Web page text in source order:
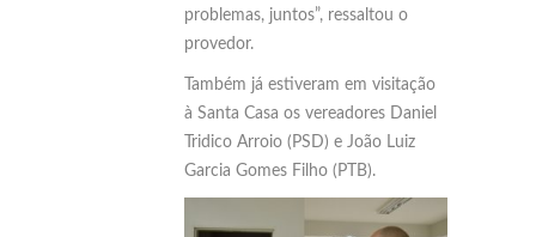
problemas, juntos”, ressaltou o
provedor.
Também já estiveram em visitação
à Santa Casa os vereadores Daniel
Tridico Arroio (PSD) e João Luiz
Garcia Gomes Filho (PTB).